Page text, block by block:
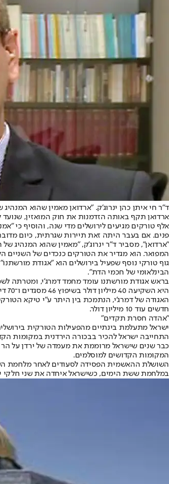
ד"ר חי איתן כהן ינרוג'ק. "ארדואן מאמין שהוא
אלף טורקים מגיעים לירושלים מדי שנה, והוסיף כי
פנים. אם בעבר היתה זאת תיירות שגרתית, כיום
"ארדואן", מסביר ד"ר ינרוג'ק, "מאמין שהוא המנהיג
המפואר. הוא מגדיר את הטורקים כנכדים של השניים
גוף טורקי נוסף שפעיל בירושלים הוא "אגודת
הבינלאומי של חכמי הדת".
בראש אגודת מורשתנו עומד מחמד דמרג'י, ומטרתה
היא השקיעה 40 מיליון דולר בשיפוץ 46 מסגדים ו־70 דירות, וכן בריהוט מאות דירות שנמצאות בקרבת מתחם אל־אקצא.
חדשים עוד 10 מיליון דולר.
"אהדה חסרת תקדים"
ישראל מתעלמת בינתיים מהפעילות הטורקית
התחייבה ישראל להכיר בבכורה הירדנית במקומות
כבר שנים שישראל מרוממת את מעמדה של ירדן על הר
המקומות הקדושים למוסלמים.
השושלת ההאשמית הפסידה לסעודים לאחר מלחמת
במלחמת ששת הימים, כשישראל איחדה את שני חלקי